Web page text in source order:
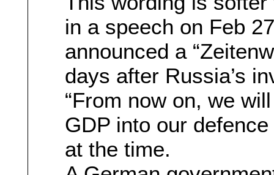
in a speech on Feb
announced a
days after Russia’s
“From now on, we
GDP into our
at the time.